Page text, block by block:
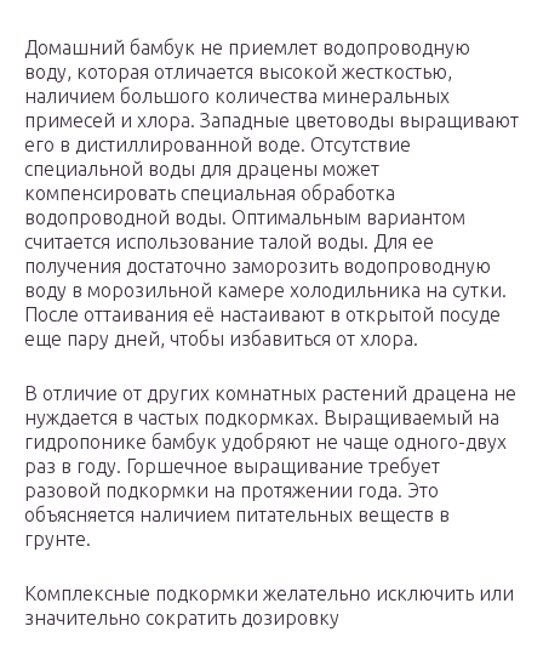
Домашний бамбук не приемлет водопроводную
воду, которая отличается высокой жесткостью,
наличием большого количества минеральных
примесей и хлора. Западные цветоводы выращивают
его в дистиллированной воде. Отсутствие
специальной воды для драцены может
компенсировать специальная обработка
водопроводной воды. Оптимальным вариантом
считается использование талой воды. Для ее
получения достаточно заморозить водопроводную
воду в морозильной камере холодильника на сутки.
После оттаивания её настаивают в открытой посуде
еще пару дней, чтобы избавиться от хлора.
В отличие от других комнатных растений драцена не
нуждается в частых подкормках. Выращиваемый на
гидропонике бамбук удобряют не чаще одного-двух
раз в году. Горшечное выращивание требует
разовой подкормки на протяжении года. Это
объясняется наличием питательных веществ в
грунте.
Комплексные подкормки желательно исключить или
значительно сократить дозировку